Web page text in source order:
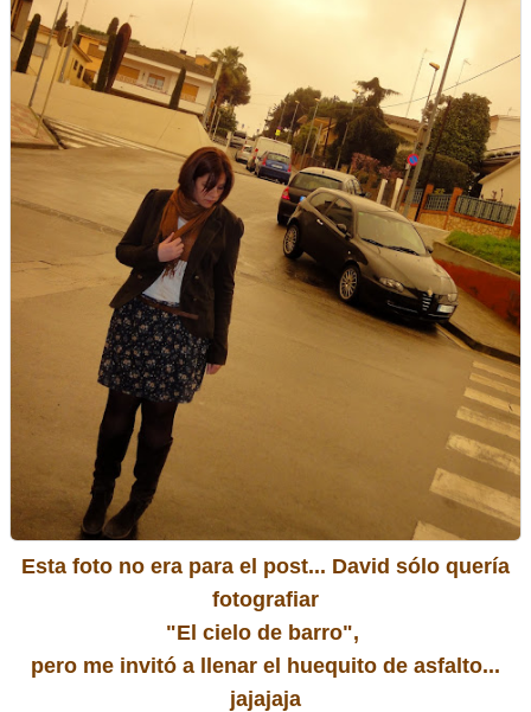
Esta foto no era para el post... David sólo quería
fotografiar
"El cielo de barro",
pero me invitó a llenar el huequito de asfalto...
jajajaja